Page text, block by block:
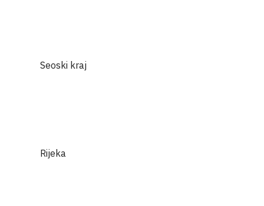
Seoski kraj
Rijeka